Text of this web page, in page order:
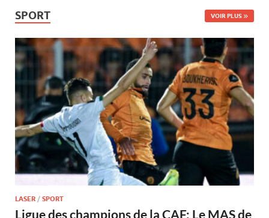
SPORT VOIR PLUS
LASER / SPORT
Ligue des champions de la CAF: Le MAS de